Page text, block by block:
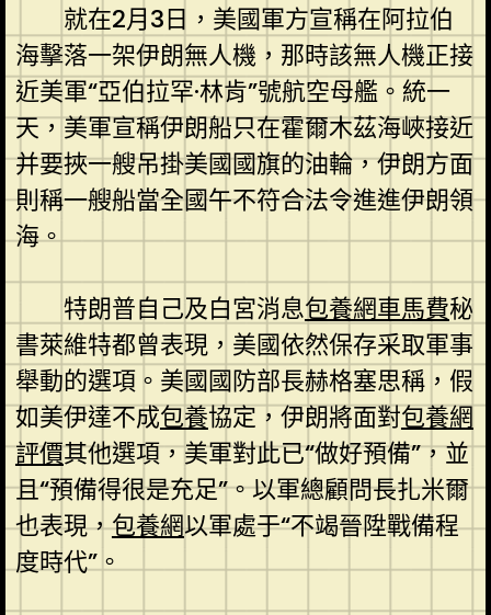
就在2月3日，美國軍方宣稱在阿拉伯
海擊落一架伊朗無人機，那時該無人機正接
近美軍“亞伯拉罕·林肯”號航空母艦。統一
天，美軍宣稱伊朗船只在霍爾木茲海峽接近
并要挾一艘吊掛美國國旗的油輪，伊朗方面
則稱一艘船當全國午不符合法令進進伊朗領
海。
特朗普自己及白宮消息包養網車馬費秘
書萊維特都曾表現，美國依然保存采取軍事
舉動的選項。美國國防部長赫格塞思稱，假
如美伊達不成包養協定，伊朗將面對包養網
評價其他選項，美軍對此已“做好預備”，並
且“預備得很是充足”。以軍總顧問長扎米爾
也表現，包養網以軍處于“不竭晉陞戰備程
度時代”。